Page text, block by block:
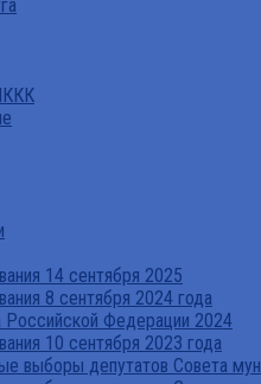
14 сентября 2025
8 сентября 2024 года
Федерации 2024
10 сентября 2023 года
выборы депутатов Совета